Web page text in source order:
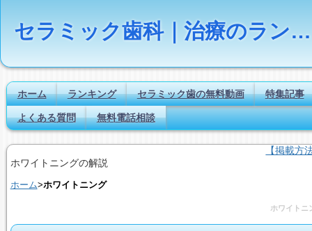
セラミック歯科｜治療のランキング【Dr.NAVI】
ホーム ランキング セラミック歯の無料動画 特集記事
よくある質問 無料電話相談
【掲載方
ホワイトニングの解説
ホーム>ホワイトニング
ホワイトニ